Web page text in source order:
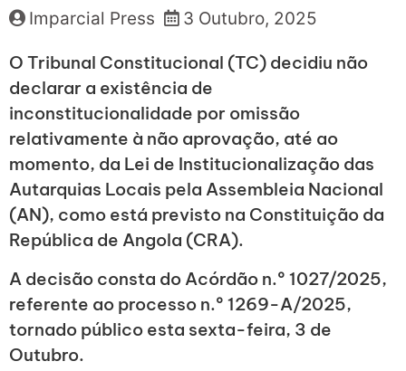
Imparcial Press 3 Outubro, 2025
O Tribunal Constitucional (TC) decidiu não
declarar a existência de
inconstitucionalidade por omissão
relativamente à não aprovação, até ao
momento, da Lei de Institucionalização das
Autarquias Locais pela Assembleia Nacional
(AN), como está previsto na Constituição da
República de Angola (CRA).
A decisão consta do Acórdão n.º 1027/2025,
referente ao processo n.º 1269-A/2025,
tornado público esta sexta-feira, 3 de
Outubro.